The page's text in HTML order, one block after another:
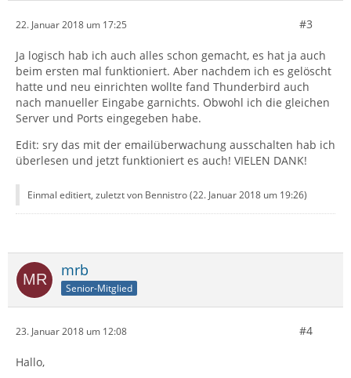
22. Januar 2018 um 17:25 #3
Ja logisch hab ich auch alles schon gemacht, es hat ja auch
beim ersten mal funktioniert. Aber nachdem ich es gelöscht
hatte und neu einrichten wollte fand Thunderbird auch
nach manueller Eingabe garnichts. Obwohl ich die gleichen
Server und Ports eingegeben habe.
Edit: sry das mit der emailüberwachung ausschalten hab ich
überlesen und jetzt funktioniert es auch! VIELEN DANK!
Einmal editiert, zuletzt von Bennistro (22. Januar 2018 um 19:26)
mrb
Senior-Mitglied
23. Januar 2018 um 12:08 #4
Hallo,